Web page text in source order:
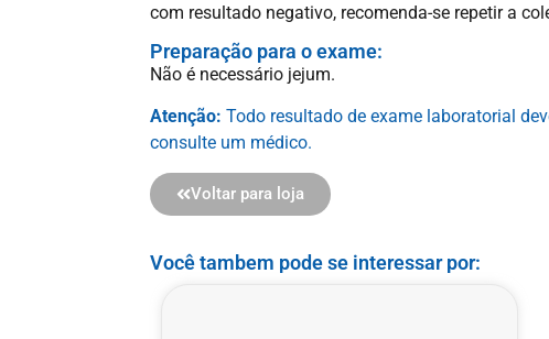
com resultado negativo, recomenda-se repetir a
Preparação para o exame:
Não é necessário jejum.
Atenção: Todo resultado de exame laboratorial
consulte um médico.
Voltar para loja
Você tambem pode se interessar por: